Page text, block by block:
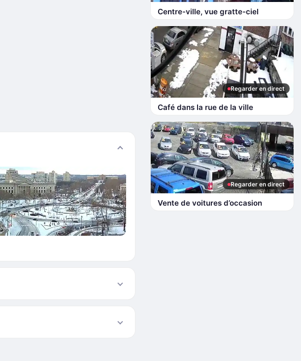
Centre-ville, vue gratte-ciel
Regarder en direct
Café dans la rue de la ville
Regarder en direct
Vente de voitures d’occasion